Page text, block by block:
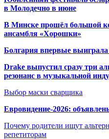
в Молодечно в июне
В Минске прошёл большой
ансамбля «Хорошки»
Болгария впервые выиграла
Drake выпустил сразу три
резонанс в музыкальной
Выбор маски сварщика
Евровидение-2026:
Почему родители ищут
репетиторам